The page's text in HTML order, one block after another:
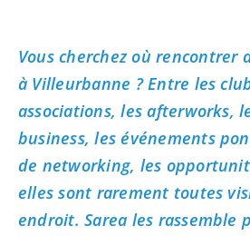
Vous cherchez où rencontrer
à Villeurbanne ? Entre les
associations, les afterworks,
business, les événements
de networking, les
elles sont rarement toutes
endroit. Sarea les rassemble